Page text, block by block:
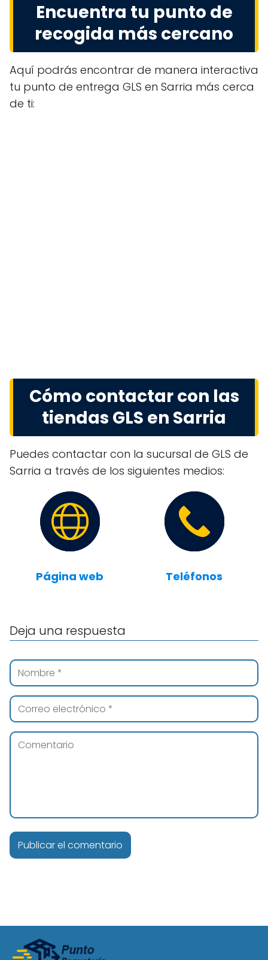
Encuentra tu punto de
recogida más cercano
Aquí podrás encontrar de manera interactiva
tu punto de entrega GLS en Sarria más cerca
de ti:
Cómo contactar con las
tiendas GLS en Sarria
Puedes contactar con la sucursal de GLS de
Sarria a través de los siguientes medios:
Página web Teléfonos
Deja una respuesta